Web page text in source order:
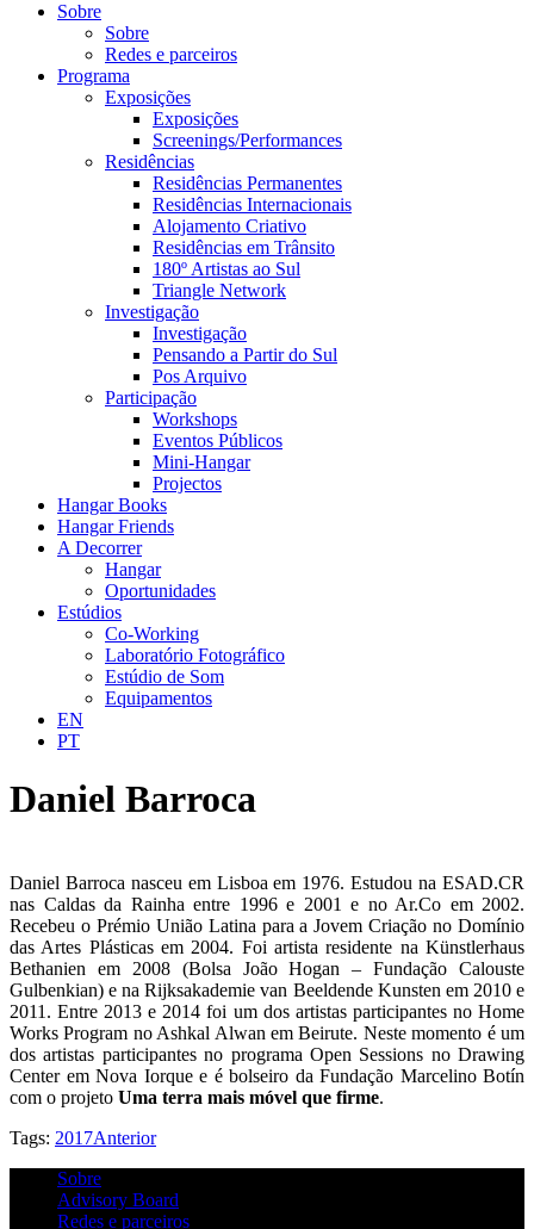
Sobre
Sobre
Redes e parceiros
Programa
Exposições
Exposições
Screenings/Performances
Residências
Residências Permanentes
Residências Internacionais
Alojamento Criativo
Residências em Trânsito
180º Artistas ao Sul
Triangle Network
Investigação
Investigação
Pensando a Partir do Sul
Pos Arquivo
Participação
Workshops
Eventos Públicos
Mini-Hangar
Projectos
Hangar Books
Hangar Friends
A Decorrer
Hangar
Oportunidades
Estúdios
Co-Working
Laboratório Fotográfico
Estúdio de Som
Equipamentos
EN
PT
Daniel Barroca
Daniel Barroca nasceu em Lisboa em 1976. Estudou na ESAD.CR
nas Caldas da Rainha entre 1996 e 2001 e no Ar.Co em 2002.
Recebeu o Prémio União Latina para a Jovem Criação no Domínio
das Artes Plásticas em 2004. Foi artista residente na Künstlerhaus
Bethanien em 2008 (Bolsa João Hogan – Fundação Calouste
Gulbenkian) e na Rijksakademie van Beeldende Kunsten em 2010 e
2011. Entre 2013 e 2014 foi um dos artistas participantes no Home
Works Program no Ashkal Alwan em Beirute. Neste momento é um
dos artistas participantes no programa Open Sessions no Drawing
Center em Nova Iorque e é bolseiro da Fundação Marcelino Botín
com o projeto Uma terra mais móvel que firme.
Tags: 2017Anterior
Sobre
Advisory Board
Redes e parceiros